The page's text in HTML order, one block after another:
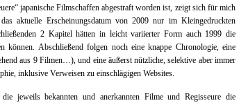
japanische Filmschaffen abgestraft worden ist, zeigt sich für mich
aktuelle Erscheinungsdatum von 2009 nur im Kleingedruckten
2 Kapitel hätten in leicht variierter Form auch 1999 die
können. Abschließend folgen noch eine knappe Chronologie, eine
aus 9 Filmen…), und eine äußerst nützliche, selektive aber immer
inklusive Verweisen zu einschlägigen Websites.
jeweils bekannten und anerkannten Filme und Regisseure die